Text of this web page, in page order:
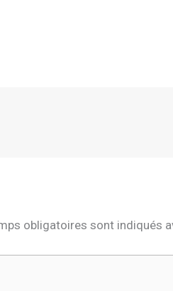
obligatoires sont indiqués